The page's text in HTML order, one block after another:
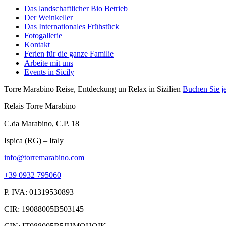
Das landschaftlicher Bio Betrieb
Der Weinkeller
Das Internationales Frühstück
Fotogallerie
Kontakt
Ferien für die ganze Familie
Arbeite mit uns
Events in Sicily
Torre Marabino Reise, Entdeckung un Relax in Sizilien Buchen Sie
Relais Torre Marabino
C.da Marabino, C.P. 18
Ispica (RG) – Italy
info@torremarabino.com
+39 0932 795060
P. IVA: 01319530893
CIR: 19088005B503145